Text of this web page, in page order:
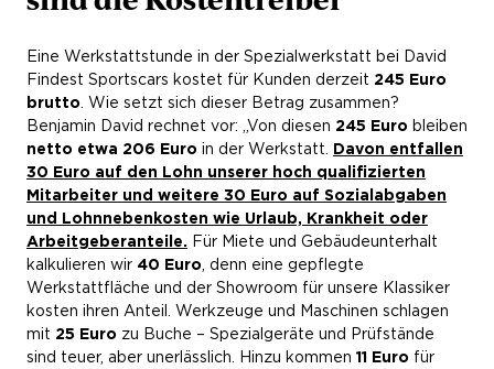
Eine Werkstattstunde in der Spezialwerkstatt bei David
Findest Sportscars kostet für Kunden derzeit 245 Euro
brutto . Wie setzt sich dieser Betrag zusammen?
Benjamin David rechnet vor: „Von diesen 245 Euro bleiben
netto etwa 206 Euro in der Werkstatt. Davon entfallen
30 Euro auf den Lohn unserer hoch qualifizierten
Mitarbeiter und weitere 30 Euro auf Sozialabgaben
und Lohnnebenkosten wie Urlaub, Krankheit oder
Arbeitgeberanteile. Für Miete und Gebäudeunterhalt
kalkulieren wir 40 Euro , denn eine gepflegte
Werkstattfläche und der Showroom für unsere Klassiker
kosten ihren Anteil. Werkzeuge und Maschinen schlagen
mit 25 Euro zu Buche – Spezialgeräte und Prüfstände
sind teuer, aber unerlässlich. Hinzu kommen 11 Euro für